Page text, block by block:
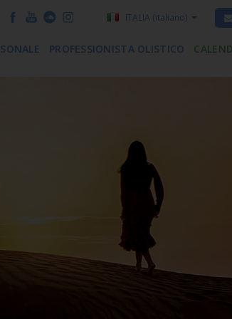
ITALIA (italiano)
PROFESSIONISTA OLISTICO